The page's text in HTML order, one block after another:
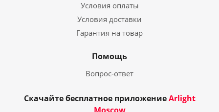
Условия оплаты
Условия доставки
Гарантия на товар
Помощь
Вопрос-ответ
Скачайте бесплатное приложениеArlight